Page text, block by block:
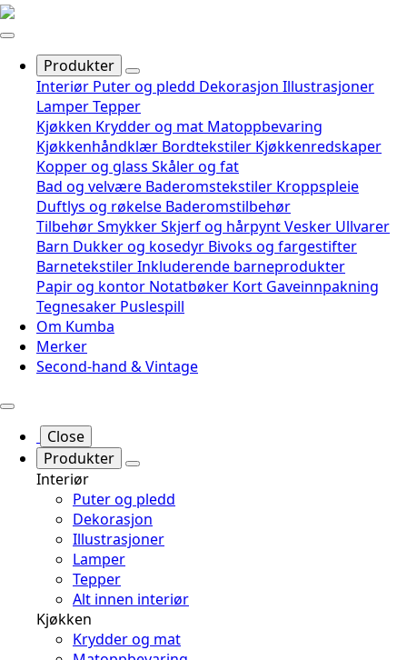
Produkter
Interiør Puter og pledd Dekorasjon Illustrasjoner
LamperTepper
Kjøkken Krydder og mat Matoppbevaring
Kjøkkenhåndklær Bordtekstiler Kjøkkenredskaper
Kopper og glass Skåler og fat
Bad og velvære Baderomstekstiler Kroppspleie
Duftlys og røkelse Baderomstilbehør
TilbehørSmykkerSkjerf og hårpyntVesker Ullvarer
Barn Dukker og kosedyr Bivoks og fargestifter
BarnetekstilerInkluderende barneprodukter
Papir og kontor Notatbøker Kort Gaveinnpakning
Tegnesaker Puslespill
Om Kumba
Merker
Second-hand & Vintage
Close
Produkter
Interiør
Puter og pledd
Dekorasjon
Illustrasjoner
Lamper
Tepper
Alt innen interiør
Kjøkken
Krydder og mat